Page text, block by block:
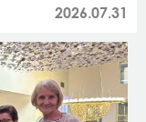
2026.07.31